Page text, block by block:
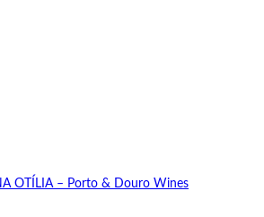
OTÍLIA – Porto & Douro Wines